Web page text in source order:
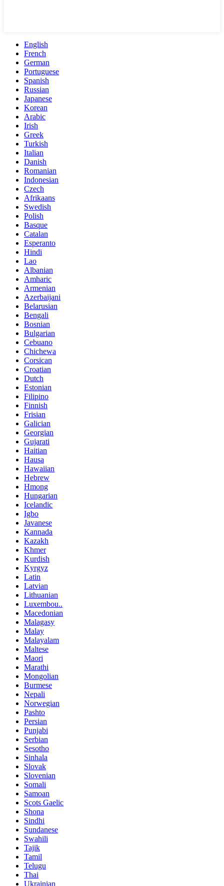
English
French
German
Portuguese
Spanish
Russian
Japanese
Korean
Arabic
Irish
Greek
Turkish
Italian
Danish
Romanian
Indonesian
Czech
Afrikaans
Swedish
Polish
Basque
Catalan
Esperanto
Hindi
Lao
Albanian
Amharic
Armenian
Azerbaijani
Belarusian
Bengali
Bosnian
Bulgarian
Cebuano
Chichewa
Corsican
Croatian
Dutch
Estonian
Filipino
Finnish
Frisian
Galician
Georgian
Gujarati
Haitian
Hausa
Hawaiian
Hebrew
Hmong
Hungarian
Icelandic
Igbo
Javanese
Kannada
Kazakh
Khmer
Kurdish
Kyrgyz
Latin
Latvian
Lithuanian
Luxembou..
Macedonian
Malagasy
Malay
Malayalam
Maltese
Maori
Marathi
Mongolian
Burmese
Nepali
Norwegian
Pashto
Persian
Punjabi
Serbian
Sesotho
Sinhala
Slovak
Slovenian
Somali
Samoan
Scots Gaelic
Shona
Sindhi
Sundanese
Swahili
Tajik
Tamil
Telugu
Thai
Ukrainian